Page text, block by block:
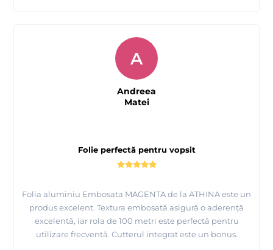
Folie perfectă pentru vopsit
Folia aluminiu Embosata MAGENTA de la ATHINA este un
produs excelent. Textura embosată asigură o aderență
excelentă, iar rola de 100 metri este perfectă pentru
utilizare frecventă. Cutterul integrat este un bonus.
A
Andreea
Matei